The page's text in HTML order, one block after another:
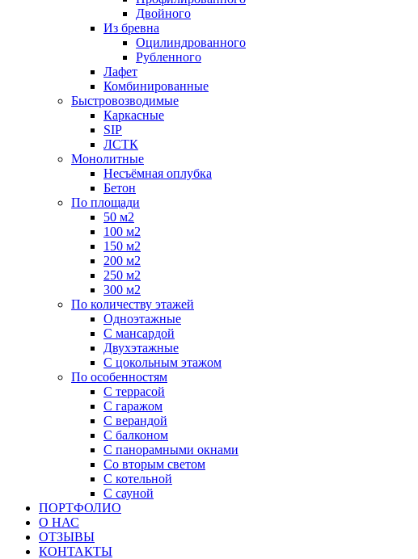
Двойного
Из бревна
Оцилиндрованного
Рубленного
Лафет
Комбинированные
Быстровозводимые
Каркасные
SIP
ЛСТК
Монолитные
Несъёмная оплубка
Бетон
По площади
50 м2
100 м2
150 м2
200 м2
250 м2
300 м2
По количеству этажей
Одноэтажные
С мансардой
Двухэтажные
С цокольным этажом
По особенностям
С террасой
С гаражом
С верандой
С балконом
С панорамными окнами
Со вторым светом
С котельной
С сауной
ПОРТФОЛИО
О НАС
ОТЗЫВЫ
КОНТАКТЫ